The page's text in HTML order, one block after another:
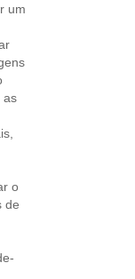
um
as
o
de